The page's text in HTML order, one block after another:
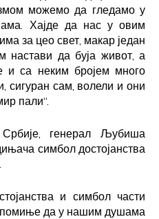
можемо да гледамо у
Хајде да нас у овим
за цео свет, макар један
настави да буја живот, а
и са неким бројем много
сигуран сам, волели и они
пали“.
генерал Љубиша
симбол достојанства
и симбол части
да у нашим душама